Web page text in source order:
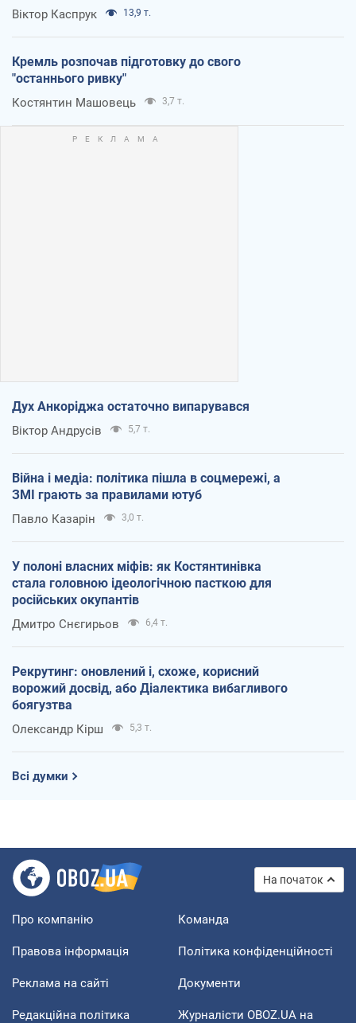
Віктор Каспрук 13,9 т.
Кремль розпочав підготовку до свого
"останнього ривку"
Костянтин Машовець 3,7 т.
Дух Анкоріджа остаточно випарувався
Віктор Андрусів 5,7 т.
Війна і медіа: політика пішла в соцмережі, а
ЗМІ грають за правилами ютуб
Павло Казарін 3,0 т.
У полоні власних міфів: як Костянтинівка
стала головною ідеологічною пасткою для
російських окупантів
Дмитро Снєгирьов 6,4 т.
Рекрутинг: оновлений і, схоже, корисний
ворожий досвід, або Діалектика вибагливого
боягузтва
Олександр Кірш 5,3 т.
Всі думки
На початок
Про компанію Команда
Правова інформація Політика конфіденційності
Реклама на сайті Документи
Редакційна політика
Журналісти OBOZ.UA на